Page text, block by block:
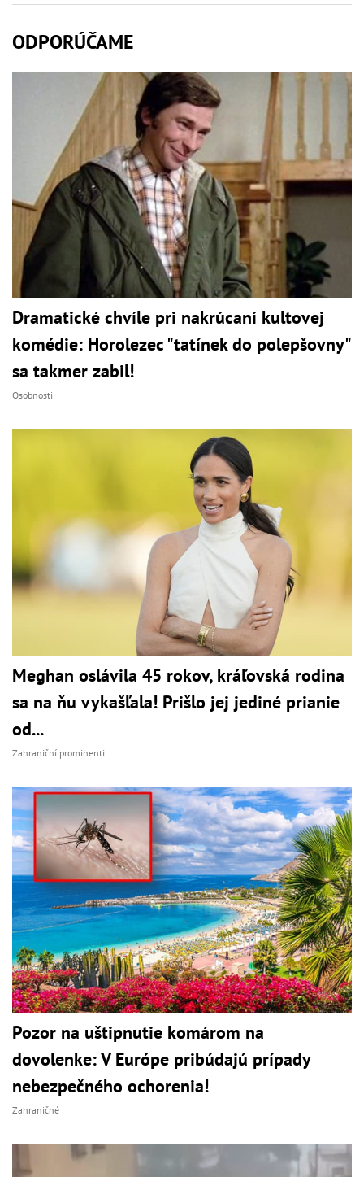
ODPORÚČAME
Dramatické chvíle pri nakrúcaní kultovej
komédie: Horolezec "tatínek do polepšovny"
sa takmer zabil!
Osobnosti
Meghan oslávila 45 rokov, kráľovská rodina
sa na ňu vykašľala! Prišlo jej jediné prianie
od...
Zahraniční prominenti
Pozor na uštipnutie komárom na
dovolenke: V Európe pribúdajú prípady
nebezpečného ochorenia!
Zahraničné